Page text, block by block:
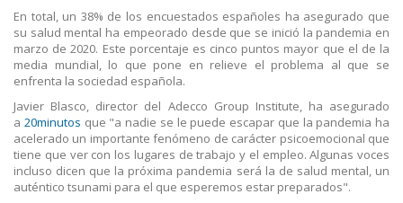
En total, un 38% de los encuestados españoles ha asegurado que
su salud mental ha empeorado desde que se inició la pandemia en
marzo de 2020. Este porcentaje es cinco puntos mayor que el de la
media mundial, lo que pone en relieve el problema al que se
enfrenta la sociedad española.
Javier Blasco, director del Adecco Group Institute, ha asegurado
a 20minutos que "a nadie se le puede escapar que la pandemia ha
acelerado un importante fenómeno de carácter psicoemocional que
tiene que ver con los lugares de trabajo y el empleo. Algunas voces
incluso dicen que la próxima pandemia será la de salud mental, un
auténtico tsunami para el que esperemos estar preparados".